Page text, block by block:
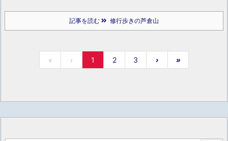
記事を読む 修行歩きの芦倉山
« ‹ 1 2 3 › »